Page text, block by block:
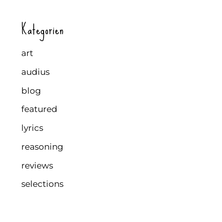
Kategorien
art
audius
blog
featured
lyrics
reasoning
reviews
selections